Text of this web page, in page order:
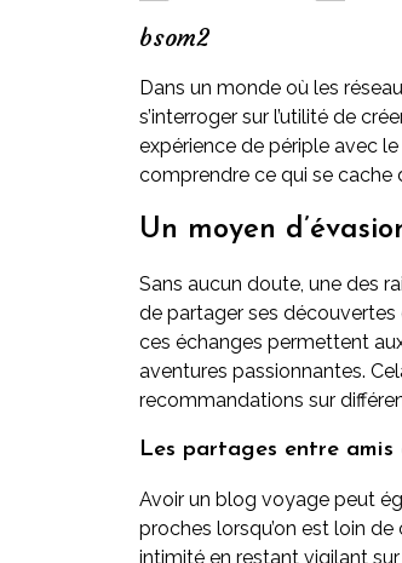
bsom2
Dans un monde où les
s’interroger sur l’utilité de
expérience de périple avec
comprendre ce qui se cache
Un moyen
Sans aucun doute, une des
de partager ses découvertes
ces échanges permettent
aventures passionnantes.
recommandations sur
Les partages entre
Avoir un blog voyage peut
proches lorsqu’on est loin
intimité en restant vigilant